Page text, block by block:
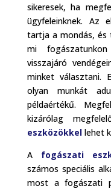
sikeresek, ha
ügyfeleinknek. Az
tartja a mondás, és
mi
visszajáró
minket választani.
olyan munkát
példaértékű.
kizárólag
eszközökkellehet
A fogászati
számos speciális
most a fogászati